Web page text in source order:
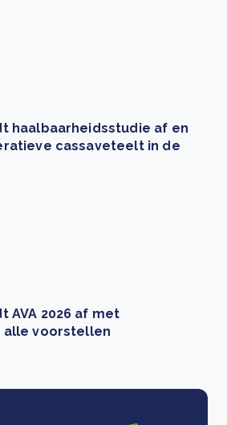
haalbaarheidsstudie af en
cassaveteelt in de
AVA 2026 af met
alle voorstellen